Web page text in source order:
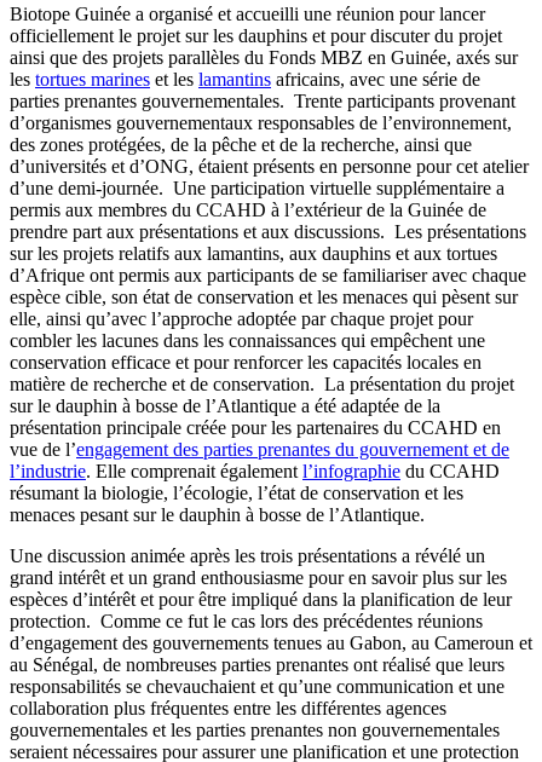
Biotope Guinée a organisé et accueilli une réunion pour lancer
officiellement le projet sur les dauphins et pour discuter du projet
ainsi que des projets parallèles du Fonds MBZ en Guinée, axés sur
les tortues marines et les lamantins africains, avec une série de
parties prenantes gouvernementales. Trente participants provenant
d’organismes gouvernementaux responsables de l’environnement,
des zones protégées, de la pêche et de la recherche, ainsi que
d’universités et d’ONG, étaient présents en personne pour cet atelier
d’une demi-journée. Une participation virtuelle supplémentaire a
permis aux membres du CCAHD à l’extérieur de la Guinée de
prendre part aux présentations et aux discussions. Les présentations
sur les projets relatifs aux lamantins, aux dauphins et aux tortues
d’Afrique ont permis aux participants de se familiariser avec chaque
espèce cible, son état de conservation et les menaces qui pèsent sur
elle, ainsi qu’avec l’approche adoptée par chaque projet pour
combler les lacunes dans les connaissances qui empêchent une
conservation efficace et pour renforcer les capacités locales en
matière de recherche et de conservation. La présentation du projet
sur le dauphin à bosse de l’Atlantique a été adaptée de la
présentation principale créée pour les partenaires du CCAHD en
vue de l’engagement des parties prenantes du gouvernement et de
l’industrie. Elle comprenait également l’infographie du CCAHD
résumant la biologie, l’écologie, l’état de conservation et les
menaces pesant sur le dauphin à bosse de l’Atlantique.
Une discussion animée après les trois présentations a révélé un
grand intérêt et un grand enthousiasme pour en savoir plus sur les
espèces d’intérêt et pour être impliqué dans la planification de leur
protection. Comme ce fut le cas lors des précédentes réunions
d’engagement des gouvernements tenues au Gabon, au Cameroun et
au Sénégal, de nombreuses parties prenantes ont réalisé que leurs
responsabilités se chevauchaient et qu’une communication et une
collaboration plus fréquentes entre les différentes agences
gouvernementales et les parties prenantes non gouvernementales
seraient nécessaires pour assurer une planification et une protection